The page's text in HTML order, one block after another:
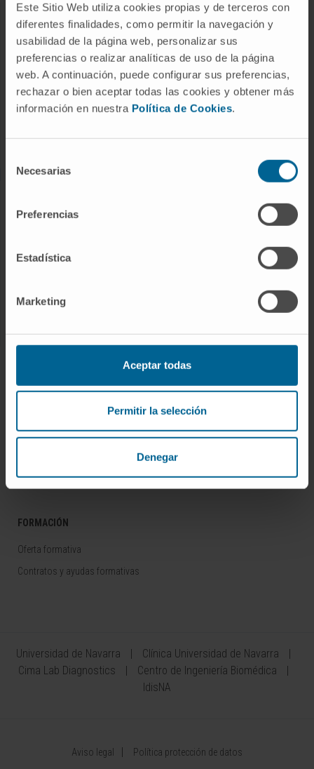
Este Sitio Web utiliza cookies propias y de terceros con
diferentes finalidades, como permitir la navegación y
usabilidad de la página web, personalizar sus
preferencias o realizar analíticas de uso de la página
web. A continuación, puede configurar sus preferencias,
rechazar o bien aceptar todas las cookies y obtener más
información en nuestra Política de Cookies.
Necesarias
Preferencias
Estadística
Marketing
Aceptar todas
Permitir la selección
Denegar
ENFERMEDADES
Cáncer
Enfermedades cardiovasculares
Actividad científica
Desarrollo de fármacos / Pipelines
Emprendimiento / Spin off
Área del Inversor
FORMACIÓN
Oferta formativa
Contratos y ayudas formativas
Universidad de Navarra
Clínica Universidad de Navarra
Cima Lab Diagnostics
Centro de Ingeniería Biomédica
IdisNA
Aviso legal Política protección de datos